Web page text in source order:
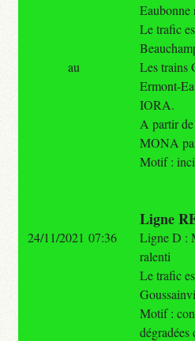
Eaubonne
Le trafic
Les trains
Ermont-
IORA.
A partir
MONA
Motif :
Ligne
Ligne D :
ralenti
Le trafic
Motif :
dégradées
au
24/11/2021 07:36